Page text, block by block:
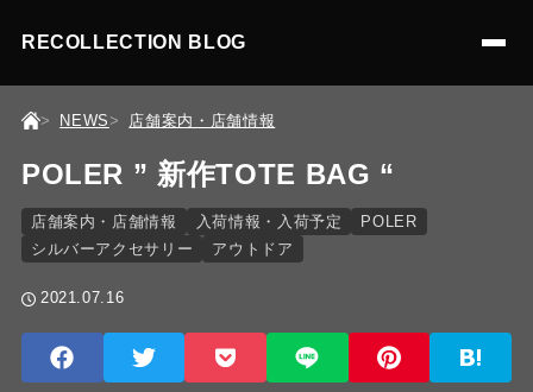
RECOLLECTION BLOG
NEWS 店舗案内・店舗情報
POLER ” 新作TOTE BAG “
店舗案内・店舗情報 入荷情報・入荷予定
POLER
シルバーアクセサリー
アウトドア
2021.07.16